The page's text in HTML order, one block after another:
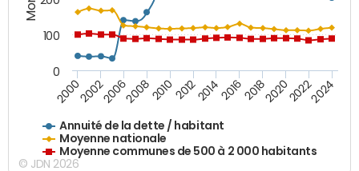
Annuité de la dette / habitant
Moyenne nationale
Moyenne communes de 500 à 2 000 habitants
200020022006200820102012201420162018202020222024
0
100
© JDN 2026